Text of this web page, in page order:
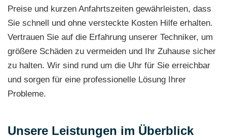
Preise und kurzen Anfahrtszeiten gewährleisten, dass
Sie schnell und ohne versteckte Kosten Hilfe erhalten.
Vertrauen Sie auf die Erfahrung unserer Techniker, um
größere Schäden zu vermeiden und Ihr Zuhause sicher
zu halten. Wir sind rund um die Uhr für Sie erreichbar
und sorgen für eine professionelle Lösung Ihrer
Probleme.
Unsere Leistungen im Überblick